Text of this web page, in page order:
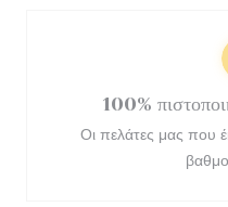
100%
Οι πελάτες μας που